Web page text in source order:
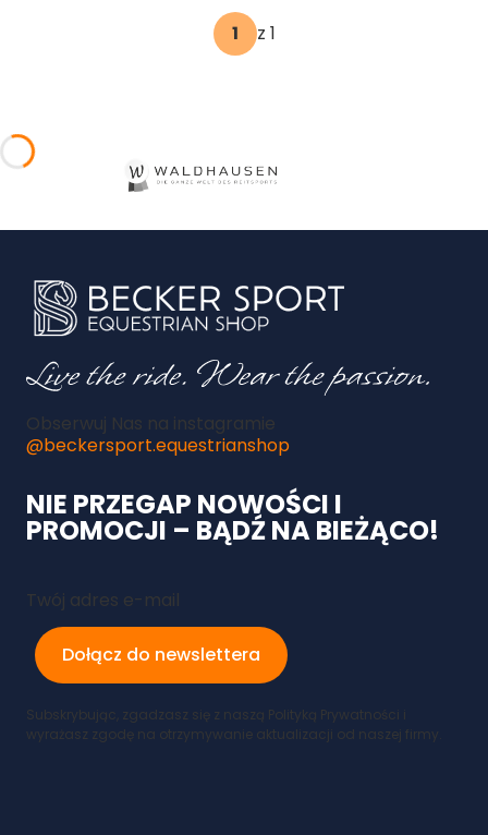
z 1
Obserwuj Nas na instagramie
@beckersport.equestrianshop
NIE PRZEGAP NOWOŚCI I
PROMOCJI – BĄDŹ NA BIEŻĄCO!
Twój adres e-mail
Dołącz do newslettera
Subskrybując, zgadzasz się z naszą Polityką Prywatności i
wyrażasz zgodę na otrzymywanie aktualizacji od naszej firmy.